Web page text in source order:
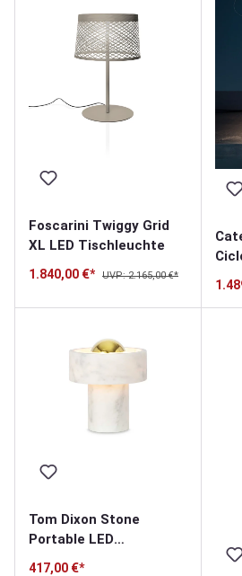
Foscarini Twiggy Grid
XL LED Tischleuchte
1.840,00 €* UVP: 2.165,00 €*
Tom Dixon Stone
Portable LED
Akkuleuchte
417,00 €*